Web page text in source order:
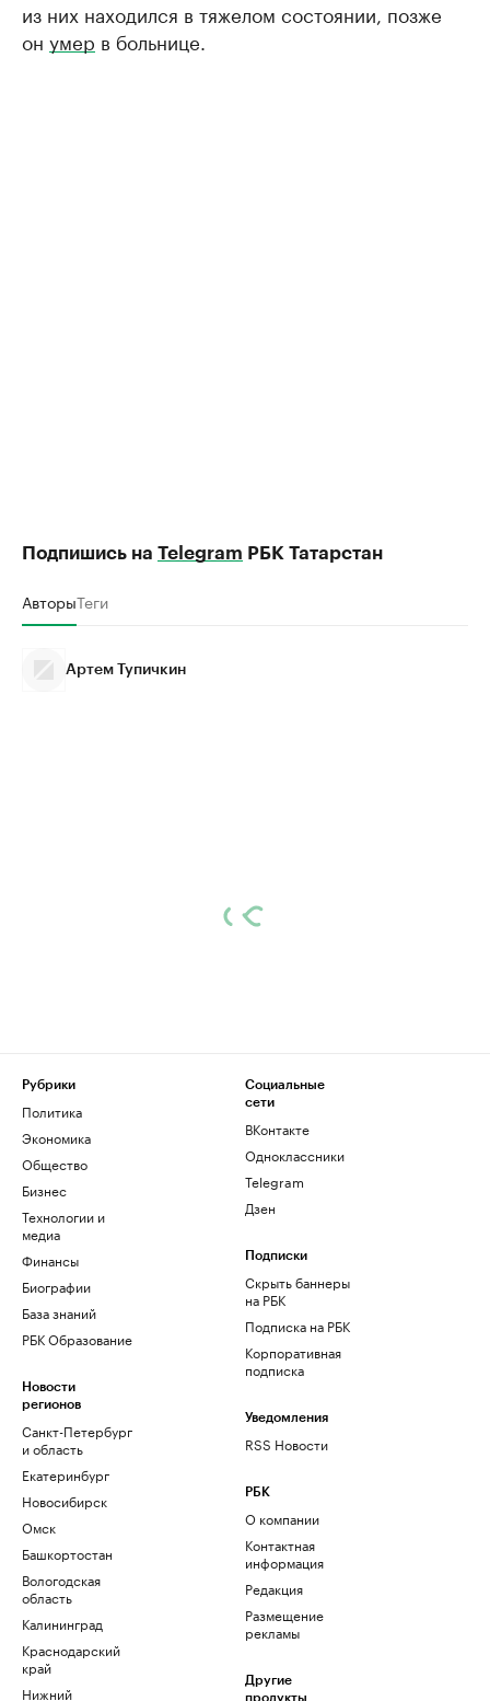
из них находился в тяжелом состоянии, позже
он умер в больнице.
Подпишись на Telegram РБК Татарстан
АвторыТеги
Артем Тупичкин
Рубрики
Политика
Экономика
Общество
Бизнес
Технологии и
медиа
Финансы
Биографии
База знаний
РБК Образование
Новости
регионов
Санкт-Петербург
и область
Екатеринбург
Новосибирск
Омск
Башкортостан
Вологодская
область
Калининград
Краснодарский
край
Нижний
Социальные
сети
ВКонтакте
Одноклассники
Telegram
Дзен
Подписки
Скрыть баннеры
на РБК
Подписка на РБК
Корпоративная
подписка
Уведомления
RSS Новости
РБК
О компании
Контактная
информация
Редакция
Размещение
рекламы
Другие
продукты